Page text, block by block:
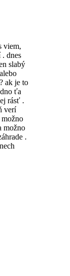
viem,
. dnes
slabý
ak je to
ťa
rásť .
verí
možno
.